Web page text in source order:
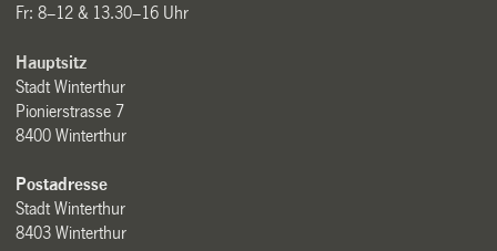
Fr: 8–12 & 13.30–16 Uhr
Hauptsitz
Stadt Winterthur
Pionierstrasse 7
8400 Winterthur
Postadresse
Stadt Winterthur
8403 Winterthur